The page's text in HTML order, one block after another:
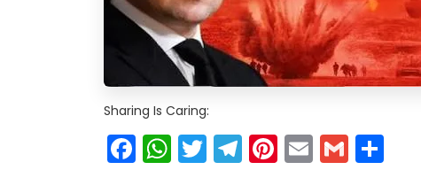
Sharing Is Caring:
Facebook
WhatsApp
Twitter
Telegram
Pinterest
EmailGmail